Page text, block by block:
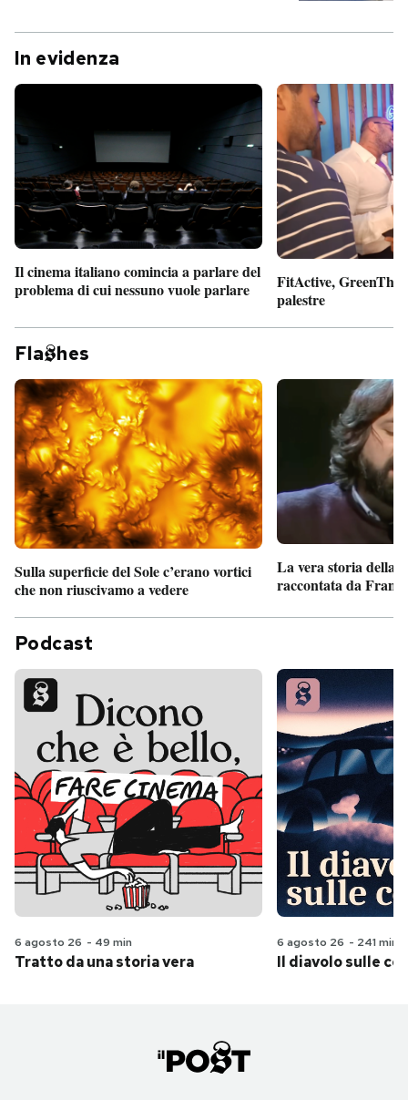
In evidenza
Il cinema italiano comincia a parlare del
problema di cui nessuno vuole parlare
FitActive,
palestre
Fla hes
Sulla superficie del Sole c’erano vortici
che non riuscivamo a vedere
La vera storia della
raccontata da
Podcast
6 agosto 26 - 49 min
Tratto da una storia vera
6 agosto 26 - 241 min
Il diavolo sulle